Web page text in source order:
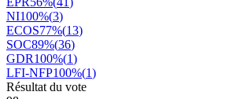
NI100%(3)
ECOS77%(13)
SOC89%(36)
GDR100%(1)
LFI-NFP100%(1)
Résultat du vote